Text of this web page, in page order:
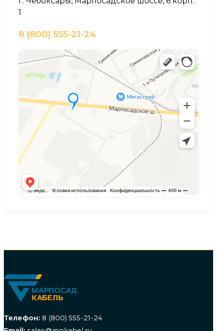
1
8 (800) 555-21-24
Телефон: 8 (800) 555-21-24